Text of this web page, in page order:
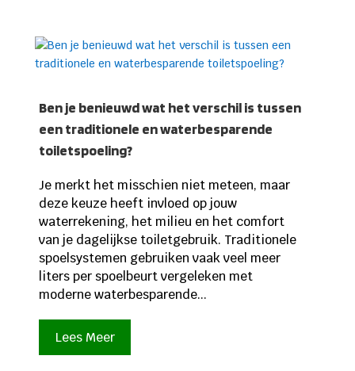
Ben je benieuwd wat het verschil is tussen
een traditionele en waterbesparende
toiletspoeling?
Je merkt het misschien niet meteen, maar
deze keuze heeft invloed op jouw
waterrekening, het milieu en het comfort
van je dagelijkse toiletgebruik. Traditionele
spoelsystemen gebruiken vaak veel meer
liters per spoelbeurt vergeleken met
moderne waterbesparende...
Lees Meer